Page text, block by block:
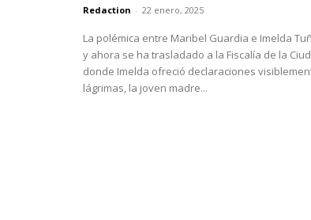
Redaction - 22 enero, 2025
La polémica entre Maribel Guardia e Imelda
y ahora se ha trasladado a la Fiscalía de la
donde Imelda ofreció declaraciones
lágrimas, la joven madre...